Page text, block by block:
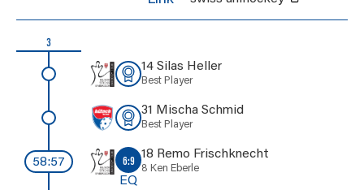
3
14 Silas Heller
Best Player
31 Mischa Schmid
Best Player
58:57
18 Remo Frischknecht
8 Ken Eberle
6:9
EQ